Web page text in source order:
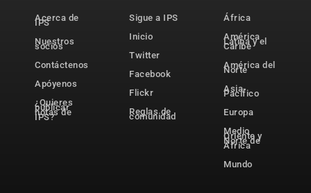
Acerca de
IPS
Nuestros
socios
Contáctenos
Apóyenos
¿Quieres
publicar
notas de
IPS?
Sigue a IPS
Inicio
Twitter
Facebook
Flickr
Reglas de
comunidad
África
América
Latina y el
Caribe
América del
Norte
Asia-
Pacífico
Europa
Medio
Oriente y
Norte de
África
Mundo